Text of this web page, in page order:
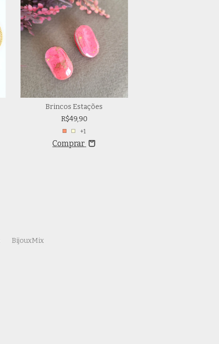
Brincos Estações
R$49,90
+1
Comprar
BijouxMix